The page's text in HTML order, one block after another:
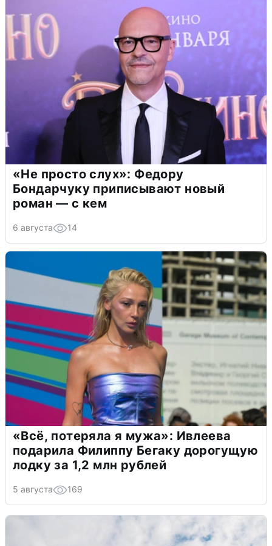
«Не просто слух»: Федору
Бондарчуку приписывают новый
роман — с кем
6 августа 14
«Всё, потеряла я мужа»: Ивлеева
подарила Филиппу Бегаку дорогущую
лодку за 1,2 млн рублей
5 августа 169